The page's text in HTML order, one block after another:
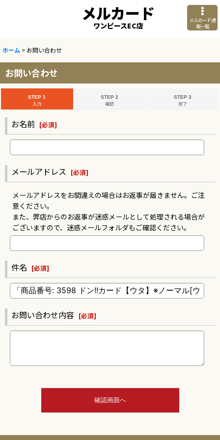
メルカード
ワンピースEC店
メルカード通
販一覧
ホーム > お問い合わせ
お問い合わせ
STEP 1
入力
STEP 2
確認
STEP 3
完了
お名前 [必須]
メールアドレス [必須]
メールアドレスをお間違えの場合はお返事が届きません。ご注
意ください。
また、弊店からのお返事が迷惑メールとして処理される場合が
ございますので、迷惑メールフォルダもご確認ください。
件名 [必須]
お問い合わせ内容 [必須]
確認画面へ